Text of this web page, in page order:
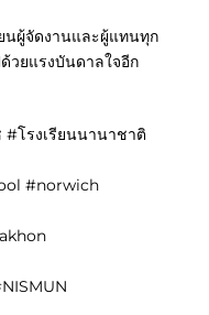
นผู้จัดงานและผู้แทนทุก
วยแรงบันดาลใจอีก
โรงเรียนนานาชาติ
#norwich